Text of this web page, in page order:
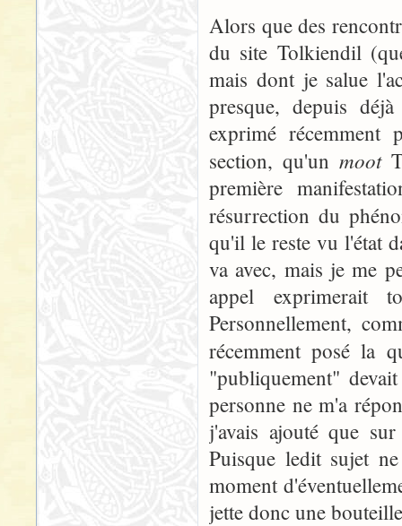
Alors que des
du site Tolkiendil
mais dont je salue
presque, depuis
exprimé
section, qu'un moot
première
résurrection du
qu'il le reste vu l'état
va avec, mais je me
appel exprimerait
Personnellement,
récemment posé la
"publiquement"
personne ne m'a
j'avais ajouté que
Puisque ledit sujet
moment
jette donc une